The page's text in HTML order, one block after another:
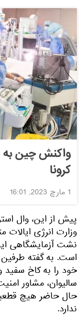
واکنش چین به
کرونا
1 مارچ 2023, 16:01
پیش از این، وال
وزارت انرژی
نشت آزمایشگاهی
است. به گفته طرفین
خود را به کاخ سفید
سالیوان، مشاور
حال حاضر هیچ
ندارد.